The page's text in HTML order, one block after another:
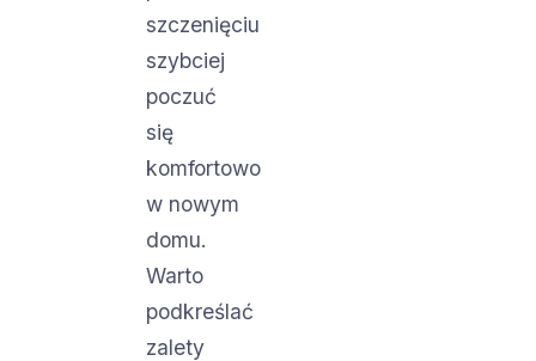
szczenięciu
szybciej
poczuć
się
komfortowo
w nowym
domu.
Warto
podkreślać
zalety